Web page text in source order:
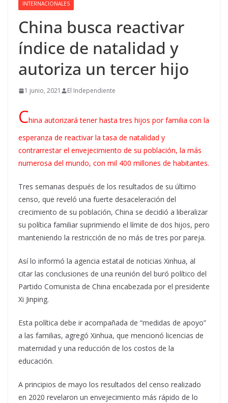
INTERNACIONALES
China busca reactivar
índice de natalidad y
autoriza un tercer hijo
1 junio, 2021 El Independiente
China autorizará tener hasta tres hijos por familia con la
esperanza de reactivar la tasa de natalidad y
contrarrestar el envejecimiento de su población, la más
numerosa del mundo, con mil 400 millones de habitantes.
Tres semanas después de los resultados de su último
censo, que reveló una fuerte desaceleración del
crecimiento de su población, China se decidió a liberalizar
su política familiar suprimiendo el límite de dos hijos, pero
manteniendo la restricción de no más de tres por pareja.
Así lo informó la agencia estatal de noticias Xinhua, al
citar las conclusiones de una reunión del buró político del
Partido Comunista de China encabezada por el presidente
Xi Jinping.
Esta política debe ir acompañada de “medidas de apoyo”
a las familias, agregó Xinhua, que mencionó licencias de
maternidad y una reducción de los costos de la
educación.
A principios de mayo los resultados del censo realizado
en 2020 revelaron un envejecimiento más rápido de lo